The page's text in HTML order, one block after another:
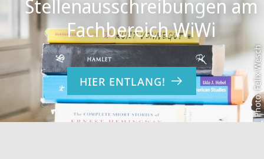
Photo: Felix Wesch
Stellenausschreibungen am
Fachbereich WiWi
HIER ENTLANG!